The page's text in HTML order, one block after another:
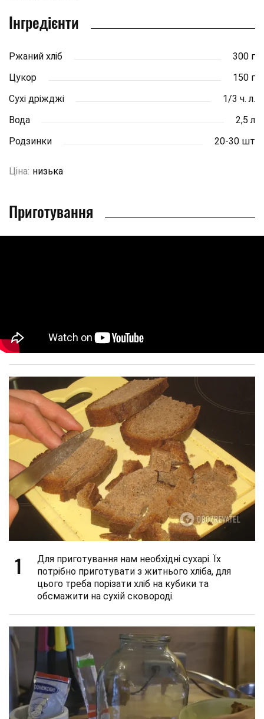
Інгредієнти
Ржаний хліб
300 г
Цукор
150 г
Сухі дріжджі
1/3 ч. л.
Вода
2,5 л
Родзинки
20-30 шт
Ціна: низька
Приготування
1
Для приготування нам необхідні сухарі. Їх
потрібно приготувати з житнього хліба, для
цього треба порізати хліб на кубики та
обсмажити на сухій сковороді.